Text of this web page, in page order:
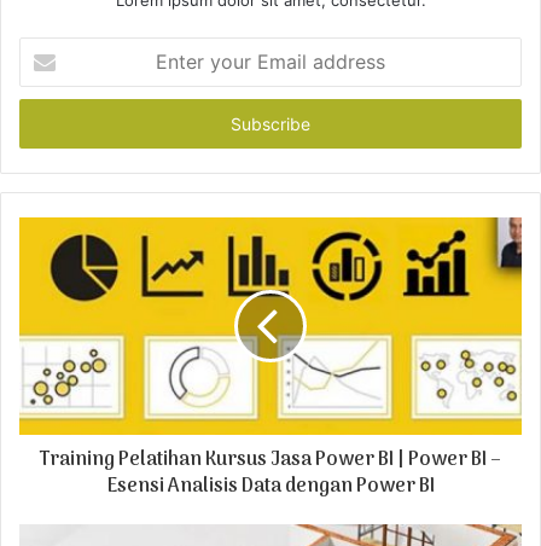
t
r
y
a
Training Pelatihan Kursus Jasa Power BI | Power BI –
Esensi Analisis Data dengan Power BI